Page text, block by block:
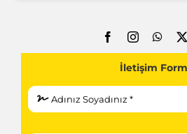
Kesici Takım
Freze Bileme Makinesi
Matkap Bileme Makinesi
Kalıp Elemanları